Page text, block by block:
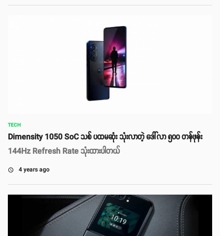
TECH
Dimensity 1050 SoC သစ် ပထမဆုံး သုံးလာတဲ့ ဒေါ်လာ ၅၀၀ တန်ဖုန်း
144Hz Refresh Rate သုံးထားပါတယ်
access_time 4 years ago